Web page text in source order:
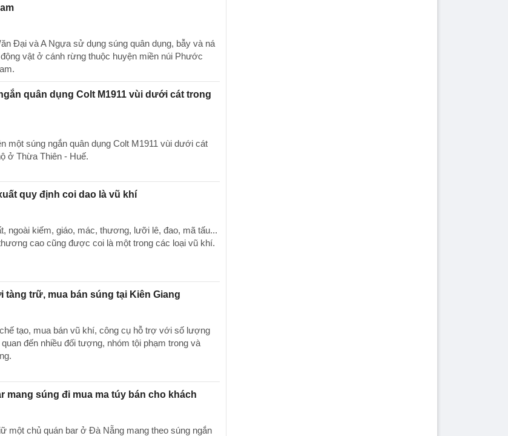
Đại và A Ngựa sử dụng súng quân dụng, bẫy và ná
vật ở cánh rừng thuộc huyện miền núi Phước
quân dụng Colt M1911 vùi dưới cát trong
một súng ngắn quân dụng Colt M1911 vùi dưới cát
ở Thừa Thiên - Huế.
quy định coi dao là vũ khí
ngoài kiếm, giáo, mác, thương, lưỡi lê, đao, mã tấu...
cao cũng được coi là một trong các loại vũ khí.
tàng trữ, mua bán súng tại Kiên Giang
tạo, mua bán vũ khí, công cụ hỗ trợ với số lượng
đến nhiều đối tượng, nhóm tội phạm trong và
mang súng đi mua ma túy bán cho khách
một chủ quán bar ở Đà Nẵng mang theo súng ngắn